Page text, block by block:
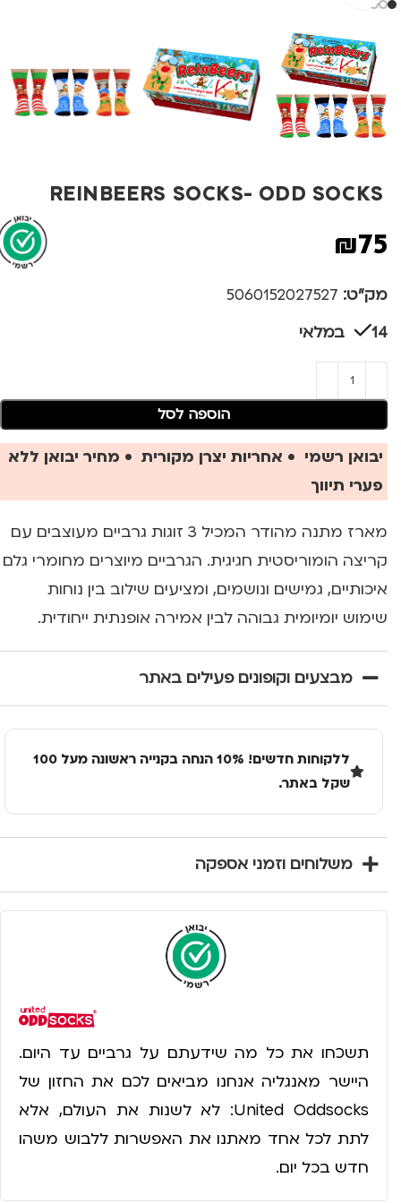
REINBEERS SOCKS- ODD SOCKS
₪75
מק"ט: 5060152027527
14 במלאי
הוספה לסל
יבואן רשמי • אחריות יצרן מקורית • מחיר יבואן ללא
פערי תיווך
מארז מתנה מהודר המכיל 3 זוגות גרביים מעוצבים עם
קריצה הומוריסטית חגיגית. הגרביים מיוצרים מחומרי גלם
איכותיים, גמישים ונושמים, ומציעים שילוב בין נוחות
שימוש יומיומית גבוהה לבין אמירה אופנתית ייחודית.
מבצעים וקופונים פעילים באתר
ללקוחות חדשים! 10% הנחה בקנייה ראשונה מעל 100
שקל באתר.
משלוחים וזמני אספקה
תשכחו את כל מה שידעתם על גרביים עד היום.
היישר מאנגליה אנחנו מביאים לכם את החזון של
United Oddsocks: לא לשנות את העולם, אלא
לתת לכל אחד מאתנו את האפשרות ללבוש משהו
חדש בכל יום.